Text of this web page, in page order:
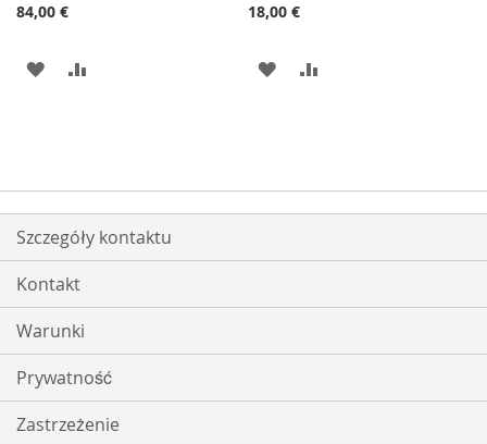
84,00 €
DODAJ
18,00 €
DODAJ
Szczegóły kontaktu
Kontakt
Warunki
Prywatność
Zastrzeżenie